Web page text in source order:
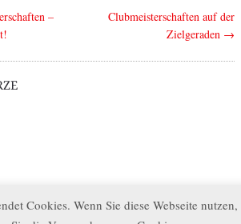
–
Clubmeisterschaften auf der
Zielgeraden →
Cookies. Wenn Sie diese Webseite nutzen,